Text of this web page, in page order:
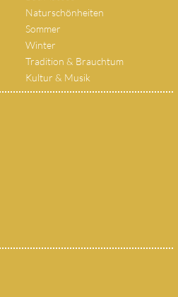
Naturschönheiten
Sommer
Winter
Tradition & Brauchtum
Kultur & Musik